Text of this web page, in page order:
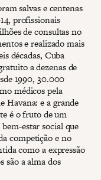
salvas e centenas
profissionais
de consultas no
e realizado mais
décadas, Cuba
a dezenas de
1990, 30.000
médicos pela
Havana: e a grande
é o fruto de um
estar social que
competição e no
como a expressão
são a alma dos